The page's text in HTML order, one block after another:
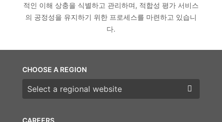
적인 이해 상충을 식별하고 관리하며, 적합성 평가 서비스
의 공정성을 유지하기 위한 프로세스를 마련하고 있습니
다.
CAREERS
CHOOSE A REGION
Choose a region